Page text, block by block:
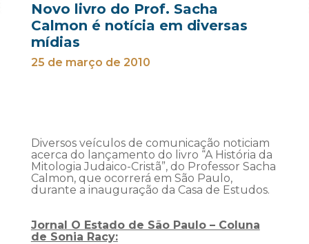
Novo livro do Prof. Sacha
Calmon é notícia em diversas
mídias
25 de março de 2010
Diversos veículos de comunicação noticiam
acerca do lançamento do livro “A História da
Mitologia Judaico-Cristã”, do Professor Sacha
Calmon, que ocorrerá em São Paulo,
durante a inauguração da Casa de Estudos.
Jornal O Estado de São Paulo – Coluna
de Sonia Racy: